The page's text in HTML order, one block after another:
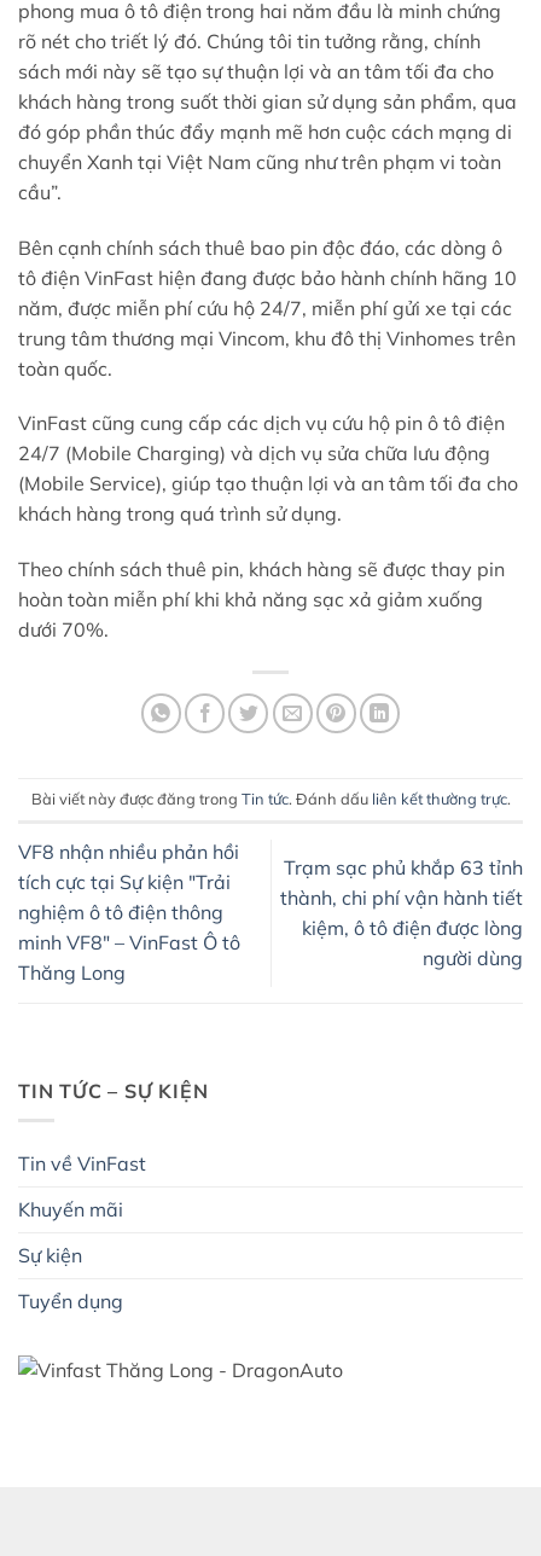
phong mua ô tô điện trong hai năm đầu là minh chứng
rõ nét cho triết lý đó. Chúng tôi tin tưởng rằng, chính
sách mới này sẽ tạo sự thuận lợi và an tâm tối đa cho
khách hàng trong suốt thời gian sử dụng sản phẩm, qua
đó góp phần thúc đẩy mạnh mẽ hơn cuộc cách mạng di
chuyển Xanh tại Việt Nam cũng như trên phạm vi toàn
cầu”.
Bên cạnh chính sách thuê bao pin độc đáo, các dòng ô
tô điện VinFast hiện đang được bảo hành chính hãng 10
năm, được miễn phí cứu hộ 24/7, miễn phí gửi xe tại các
trung tâm thương mại Vincom, khu đô thị Vinhomes trên
toàn quốc.
VinFast cũng cung cấp các dịch vụ cứu hộ pin ô tô điện
24/7 (Mobile Charging) và dịch vụ sửa chữa lưu động
(Mobile Service), giúp tạo thuận lợi và an tâm tối đa cho
khách hàng trong quá trình sử dụng.
Theo chính sách thuê pin, khách hàng sẽ được thay pin
hoàn toàn miễn phí khi khả năng sạc xả giảm xuống
dưới 70%.
Bài viết này được đăng trong Tin tức. Đánh dấu liên kết thường trực.
VF8 nhận nhiều phản hồi
tích cực tại Sự kiện "Trải
nghiệm ô tô điện thông
minh VF8" – VinFast Ô tô
Thăng Long
Trạm sạc phủ khắp 63 tỉnh
thành, chi phí vận hành tiết
kiệm, ô tô điện được lòng
người dùng
TIN TỨC – SỰ KIỆN
Tin về VinFast
Khuyến mãi
Sự kiện
Tuyển dụng